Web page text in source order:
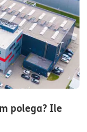
polega? Ile